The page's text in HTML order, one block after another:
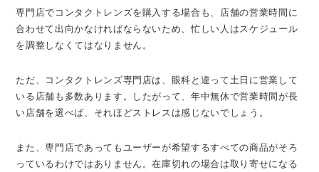
専門店でコンタクトレンズを購入する場合も、店舗の営業時間に
合わせて出向かなければならないため、忙しい人はスケジュール
を調整しなくてはなりません。
ただ、コンタクトレンズ専門店は、眼科と違って土日に営業して
いる店舗も多数あります。したがって、年中無休で営業時間が長
い店舗を選べば、それほどストレスは感じないでしょう。
また、専門店であってもユーザーが希望するすべての商品がそろ
っているわけではありません。在庫切れの場合は取り寄せになる